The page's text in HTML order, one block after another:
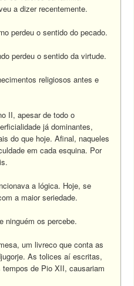
a dizer recentemente.
perdeu o sentido do pecado.
perdeu o sentido da virtude.
religiosos antes e
II, apesar de todo o
já dominantes,
do que hoje. Afinal, naqueles
em cada esquina. Por
a lógica. Hoje, se
a maior seriedade.
ninguém os percebe.
um livreco que conta as
As tolices aí escritas,
de Pio XII, causariam